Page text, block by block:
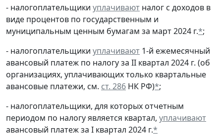
- налогоплательщики уплачивают налог с доходов в
виде процентов по государственным и
муниципальным ценным бумагам за март 2024 г.*;
- налогоплательщики уплачивают 1-й ежемесячный
авансовый платеж по налогу за II квартал 2024 г. (об
организациях, уплачивающих только квартальные
авансовые платежи, см. ст. 286 НК РФ)*;
- налогоплательщики, для которых отчетным
периодом по налогу является квартал, уплачивают
авансовый платеж за I квартал 2024 г.*